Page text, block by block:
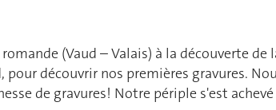
(Vaud – Valais) à la découverte
découvrir nos premières gravures.
de gravures! Notre périple s'est